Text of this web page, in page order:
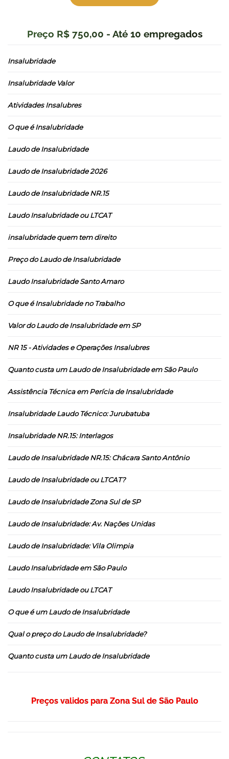
Preço R$ 750,00 - Até 10 empregados
Insalubridade
Insalubridade Valor
Atividades Insalubres
O que é Insalubridade
Laudo de Insalubridade
Laudo de Insalubridade 2026
Laudo de Insalubridade NR.15
Laudo Insalubridade ou LTCAT
insalubridade quem tem direito
Preço do Laudo de Insalubridade
Laudo Insalubridade Santo Amaro
O que é Insalubridade no Trabalho
Valor do Laudo de Insalubridade em SP
NR 15 - Atividades e Operações Insalubres
Quanto custa um Laudo de Insalubridade em São Paulo
Assistência Técnica em Perícia de Insalubridade
Insalubridade Laudo Técnico: Jurubatuba
Insalubridade NR.15: Interlagos
Laudo de Insalubridade NR.15: Chácara Santo Antônio
Laudo de Insalubridade ou LTCAT?
Laudo de Insalubridade Zona Sul de SP
Laudo de Insalubridade: Av. Nações Unidas
Laudo de Insalubridade: Vila Olimpia
Laudo Insalubridade em São Paulo
Laudo Insalubridade ou LTCAT
O que é um Laudo de Insalubridade
Qual o preço do Laudo de Insalubridade?
Quanto custa um Laudo de Insalubridade
Preços validos para Zona Sul de São Paulo